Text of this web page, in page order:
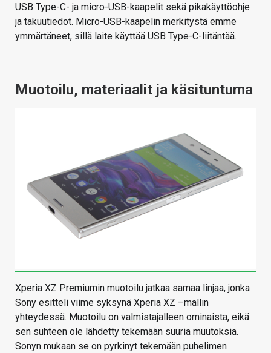
USB Type-C- ja micro-USB-kaapelit sekä pikakäyttöohje
ja takuutiedot. Micro-USB-kaapelin merkitystä emme
ymmärtäneet, sillä laite käyttää USB Type-C-liitäntää.
Muotoilu, materiaalit ja käsituntuma
Xperia XZ Premiumin muotoilu jatkaa samaa linjaa, jonka
Sony esitteli viime syksynä Xperia XZ –mallin
yhteydessä. Muotoilu on valmistajalleen ominaista, eikä
sen suhteen ole lähdetty tekemään suuria muutoksia.
Sonyn mukaan se on pyrkinyt tekemään puhelimen